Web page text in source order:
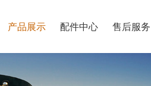
产品展示 配件中心 售后服务